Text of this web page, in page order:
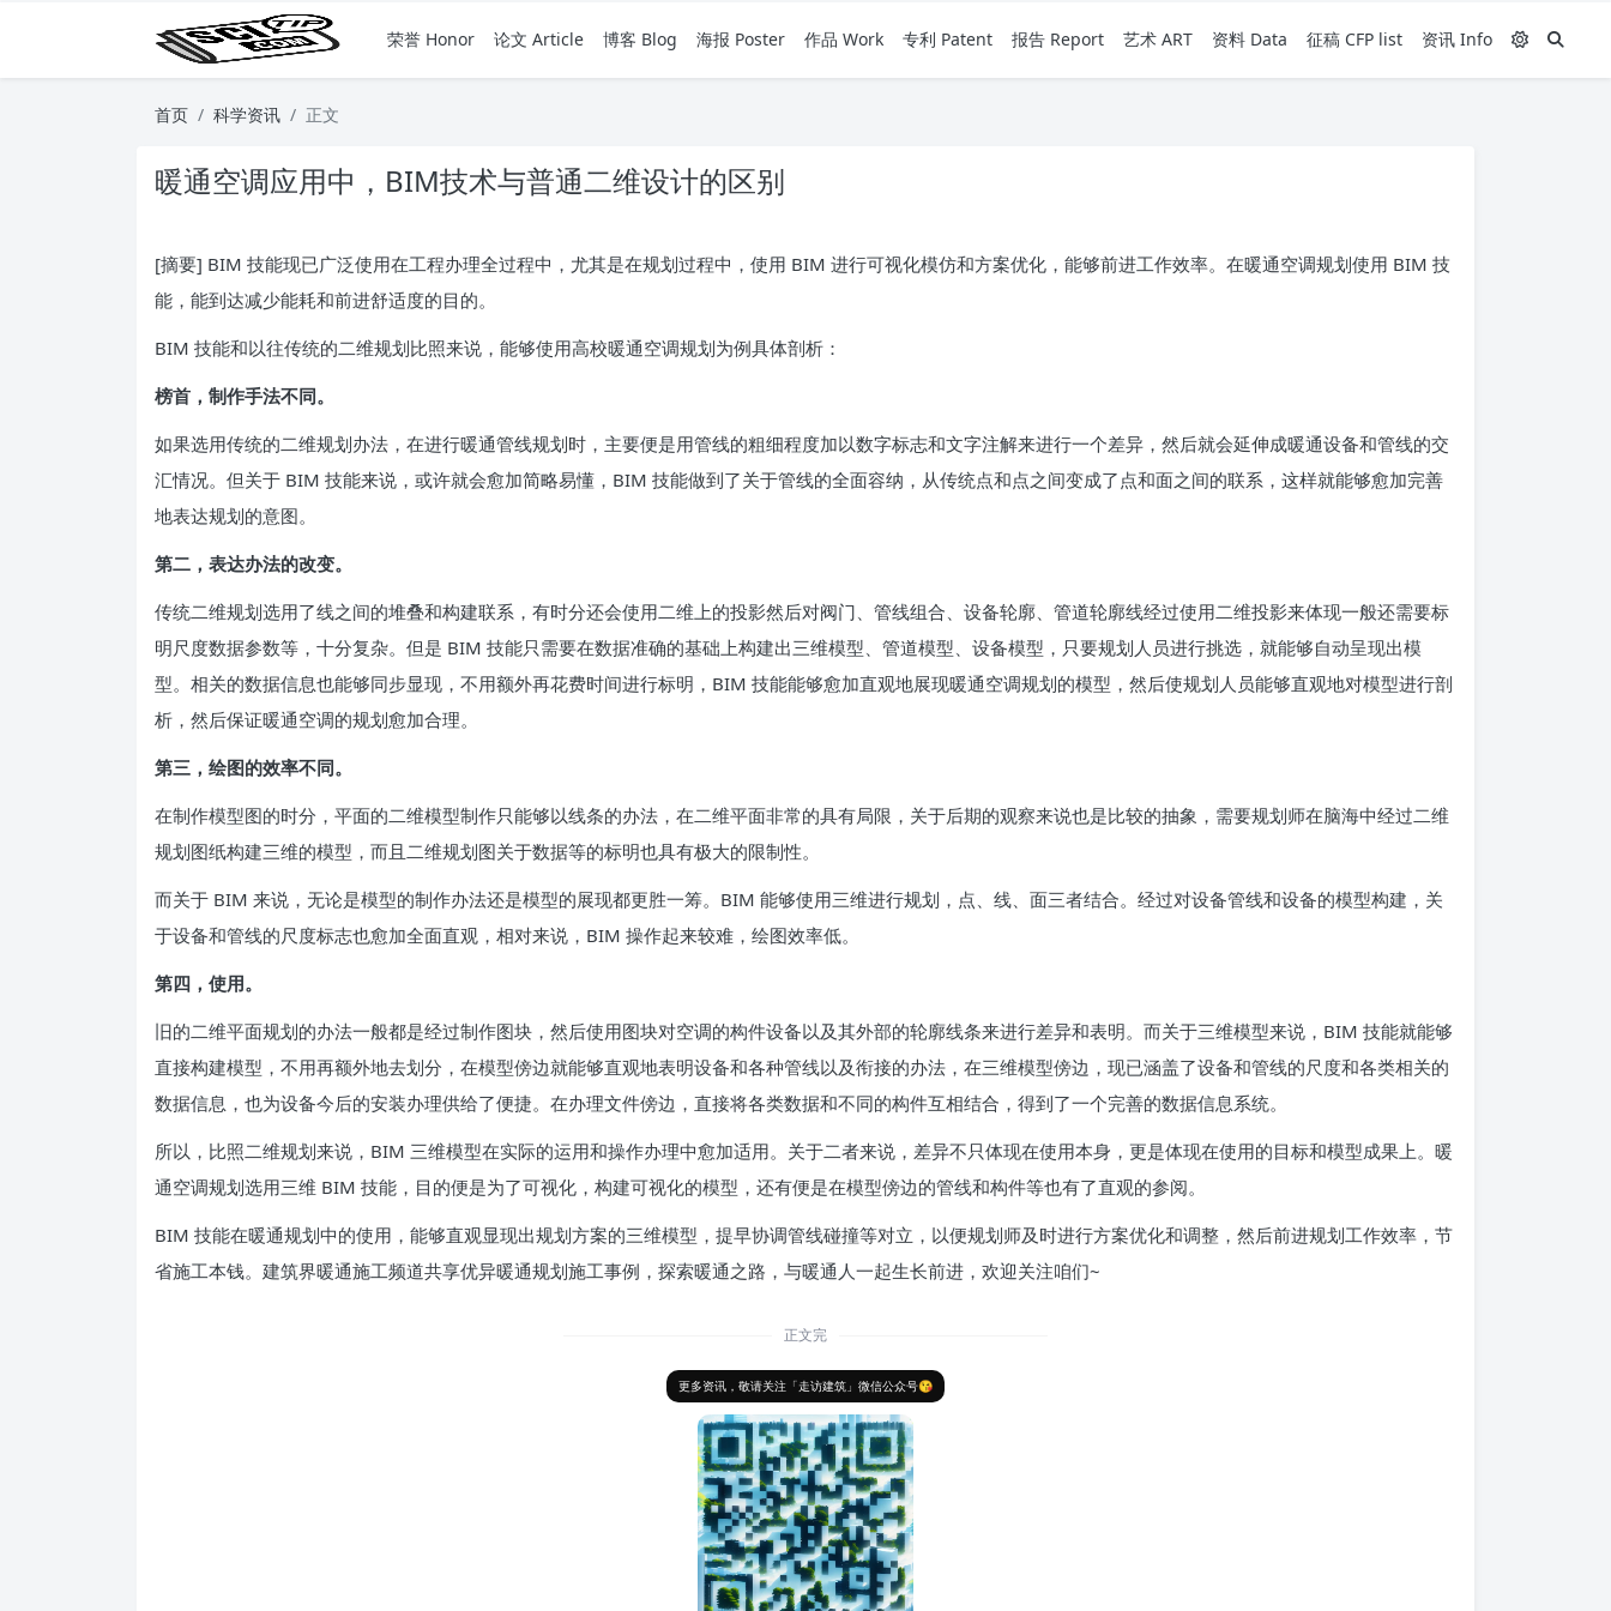
荣誉 Honor 论文 Article 博客 Blog 海报 Poster 作品 Work 专利 Patent 报告 Report 艺术 ART 资料 Data 征稿 CFP list 资讯 Info
首页 科学资讯 正文
暖通空调应用中，BIM技术与普通二维设计的区别
[摘要] BIM 技能现已广泛使用在工程办理全过程中，尤其是在规划过程中，使用 BIM 进行可视化模仿和方案优化，能够前进工作效率。在暖通空调规划使用 BIM 技
能，能到达减少能耗和前进舒适度的目的。
BIM 技能和以往传统的二维规划比照来说，能够使用高校暖通空调规划为例具体剖析：
榜首，制作手法不同。
如果选用传统的二维规划办法，在进行暖通管线规划时，主要便是用管线的粗细程度加以数字标志和文字注解来进行一个差异，然后就会延伸成暖通设备和管线的交
汇情况。但关于 BIM 技能来说，或许就会愈加简略易懂，BIM 技能做到了关于管线的全面容纳，从传统点和点之间变成了点和面之间的联系，这样就能够愈加完善
地表达规划的意图。
第二，表达办法的改变。
传统二维规划选用了线之间的堆叠和构建联系，有时分还会使用二维上的投影然后对阀门、管线组合、设备轮廓、管道轮廓线经过使用二维投影来体现一般还需要标
明尺度数据参数等，十分复杂。但是 BIM 技能只需要在数据准确的基础上构建出三维模型、管道模型、设备模型，只要规划人员进行挑选，就能够自动呈现出模
型。相关的数据信息也能够同步显现，不用额外再花费时间进行标明，BIM 技能能够愈加直观地展现暖通空调规划的模型，然后使规划人员能够直观地对模型进行剖
析，然后保证暖通空调的规划愈加合理。
第三，绘图的效率不同。
在制作模型图的时分，平面的二维模型制作只能够以线条的办法，在二维平面非常的具有局限，关于后期的观察来说也是比较的抽象，需要规划师在脑海中经过二维
规划图纸构建三维的模型，而且二维规划图关于数据等的标明也具有极大的限制性。
而关于 BIM 来说，无论是模型的制作办法还是模型的展现都更胜一筹。BIM 能够使用三维进行规划，点、线、面三者结合。经过对设备管线和设备的模型构建，关
于设备和管线的尺度标志也愈加全面直观，相对来说，BIM 操作起来较难，绘图效率低。
第四，使用。
旧的二维平面规划的办法一般都是经过制作图块，然后使用图块对空调的构件设备以及其外部的轮廓线条来进行差异和表明。而关于三维模型来说，BIM 技能就能够
直接构建模型，不用再额外地去划分，在模型傍边就能够直观地表明设备和各种管线以及衔接的办法，在三维模型傍边，现已涵盖了设备和管线的尺度和各类相关的
数据信息，也为设备今后的安装办理供给了便捷。在办理文件傍边，直接将各类数据和不同的构件互相结合，得到了一个完善的数据信息系统。
所以，比照二维规划来说，BIM 三维模型在实际的运用和操作办理中愈加适用。关于二者来说，差异不只体现在使用本身，更是体现在使用的目标和模型成果上。暖
通空调规划选用三维 BIM 技能，目的便是为了可视化，构建可视化的模型，还有便是在模型傍边的管线和构件等也有了直观的参阅。
BIM 技能在暖通规划中的使用，能够直观显现出规划方案的三维模型，提早协调管线碰撞等对立，以便规划师及时进行方案优化和调整，然后前进规划工作效率，节
省施工本钱。建筑界暖通施工频道共享优异暖通规划施工事例，探索暖通之路，与暖通人一起生长前进，欢迎关注咱们~
正文完
更多资讯，敬请关注「走访建筑」微信公众号😘